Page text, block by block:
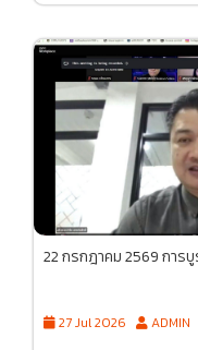
22 กรกฎาคม 2569 การ
27 Jul 2026 ADMIN